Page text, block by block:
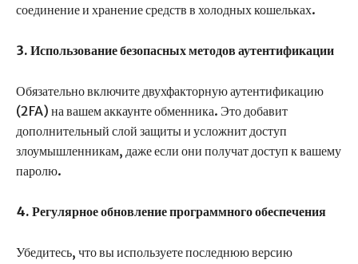
соединение и хранение средств в холодных кошельках.
3. Использование безопасных методов аутентификации
Обязательно включите двухфакторную аутентификацию
(2FA) на вашем аккаунте обменника. Это добавит
дополнительный слой защиты и усложнит доступ
злоумышленникам, даже если они получат доступ к вашему
паролю.
4. Регулярное обновление программного обеспечения
Убедитесь, что вы используете последнюю версию